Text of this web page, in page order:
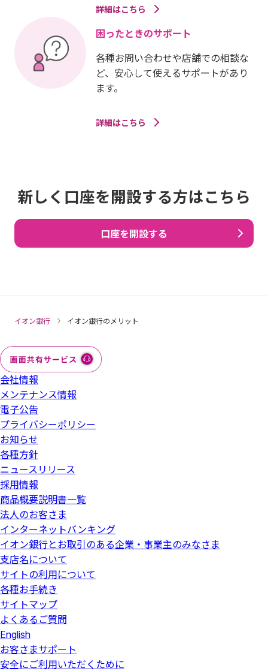
詳細はこちら
困ったときのサポート
各種お問い合わせや店舗での相談な
ど、安心して使えるサポートがあり
ます。
詳細はこちら
新しく口座を開設する方はこちら
口座を開設する
イオン銀行 イオン銀行のメリット
会社情報
メンテナンス情報
電子公告
プライバシーポリシー
お知らせ
各種方針
ニュースリリース
採用情報
商品概要説明書一覧
法人のお客さま
インターネットバンキング
イオン銀行とお取引のある企業・事業主のみなさま
支店名について
サイトの利用について
各種お手続き
サイトマップ
よくあるご質問
English
お客さまサポート
安全にご利用いただくために